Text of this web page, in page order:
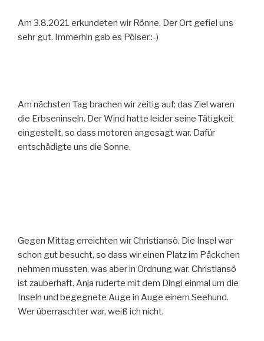
Am 3.8.2021 erkundeten wir Rönne. Der Ort gefiel uns
sehr gut. Immerhin gab es Pölser.:-)
Am nächsten Tag brachen wir zeitig auf; das Ziel waren
die Erbseninseln. Der Wind hatte leider seine Tätigkeit
eingestellt, so dass motoren angesagt war. Dafür
entschädigte uns die Sonne.
Gegen Mittag erreichten wir Christiansö. Die Insel war
schon gut besucht, so dass wir einen Platz im Päckchen
nehmen mussten, was aber in Ordnung war. Christiansö
ist zauberhaft. Anja ruderte mit dem Dingi einmal um die
Inseln und begegnete Auge in Auge einem Seehund.
Wer überraschter war, weiß ich nicht.